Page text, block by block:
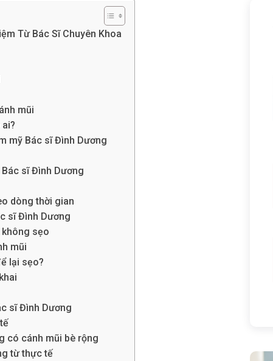
Từ Bác Sĩ Chuyên Khoa
mũi
mỹ Bác sĩ Đình Dương
sĩ Đình Dương
dòng thời gian
sĩ Đình Dương
sẹo
mũi
lại sẹo?
sĩ Đình Dương
có cánh mũi bè rộng
từ thực tế